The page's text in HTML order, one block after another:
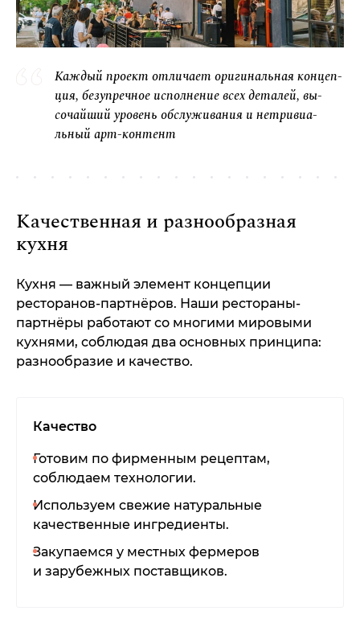
Каждый проект отличает оригинальная концеп­
ция, безупречное испол­нение всех деталей, вы­
сочайший уровень обслу­живания и нетривиа­
льный арт-контент
Качественная и разнообразная
кухня
Кухня — важный элемент концепции
ресторанов-партнёров. Наши рестораны-
партнёры работают со многими мировыми
кухнями, соблюдая два основных принципа:
разнообразие и качество.
Качество
Готовим по фирменным рецептам,
соблюдаем технологии.
Используем свежие натуральные
качественные ингредиенты.
Закупаемся у местных фермеров
и зарубежных поставщиков.